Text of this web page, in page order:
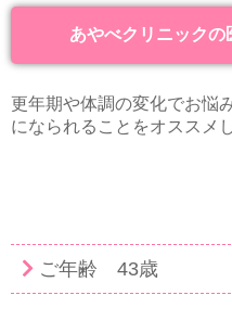
あやべクリニックの
更年期や体調の変化でお悩
になられることをオススメ
ご年齢 43歳